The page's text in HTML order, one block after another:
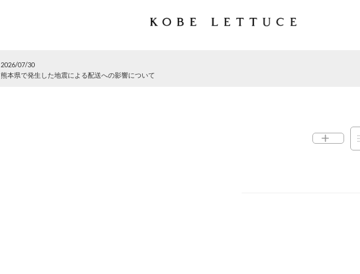
2026/07/30
熊本県で発生した地震による配送への影響について